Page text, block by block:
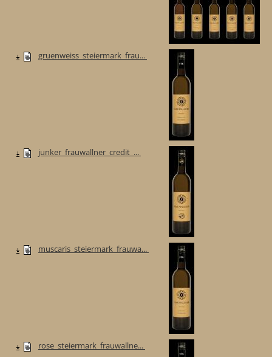
gruenweiss_steiermark_frau...
junker_frauwallner_credit_...
muscaris_steiermark_frauwa...
rose_steiermark_frauwallne...